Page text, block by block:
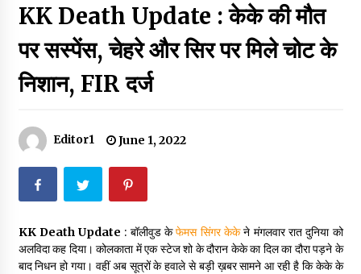
Thought Of The Day 7 September
September 7, 2023
Thought Of The Day 6 September
Thought Of The Day 18 May
May 18, 2022
Thought Of The Day 17 May
May 17, 2022
KK Death Update : केके की मौत
पर सस्पेंस, चेहरे और सिर पर मिले चोट के
निशान, FIR दर्ज
Editor1 June 1, 2022
KK Death Update : बॉलीवुड केफेमस सिंगर केकेने मंगलवार रात दुनिया को
अलविदा कह दिया। कोलकाता में एक स्टेज शो के दौरान केके का दिल का दौरा पड़ने के
बाद निधन हो गया। वहीं अब सूत्रों के हवाले से बड़ी ख़बर सामने आ रही है कि केके के